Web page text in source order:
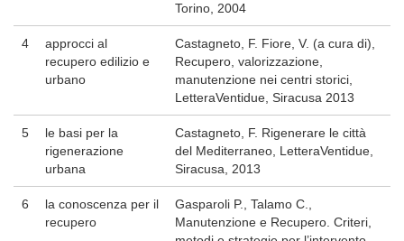
Torino, 2004
4
approcci al
recupero edilizio e
urbano
Castagneto, F. Fiore, V. (a cura di),
Recupero, valorizzazione,
manutenzione nei centri storici,
LetteraVentidue, Siracusa 2013
5
le basi per la
rigenerazione
urbana
Castagneto, F. Rigenerare le città
del Mediterraneo, LetteraVentidue,
Siracusa, 2013
6
la conoscenza per il
recupero
Gasparoli P., Talamo C.,
Manutenzione e Recupero. Criteri,